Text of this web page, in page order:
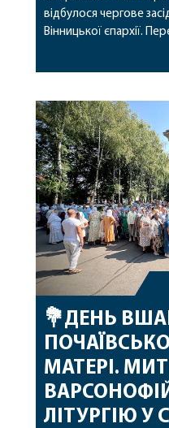
відбулося чергове
Вінницької єпархії.
секретар
побажавши йому
допомоги, миру,
благословенних
архіпастирському
💐ДЕНЬ
МАТЕРІ.
ЛІТУРГІЮ У